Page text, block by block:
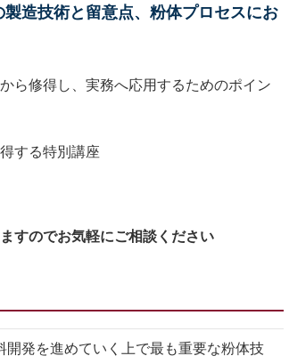
造技術と留意点、粉体プロセスにお
ら修得し、実務へ応用するためのポイン
する特別講座
すのでお気軽にご相談ください
発を進めていく上で最も重要な粉体技